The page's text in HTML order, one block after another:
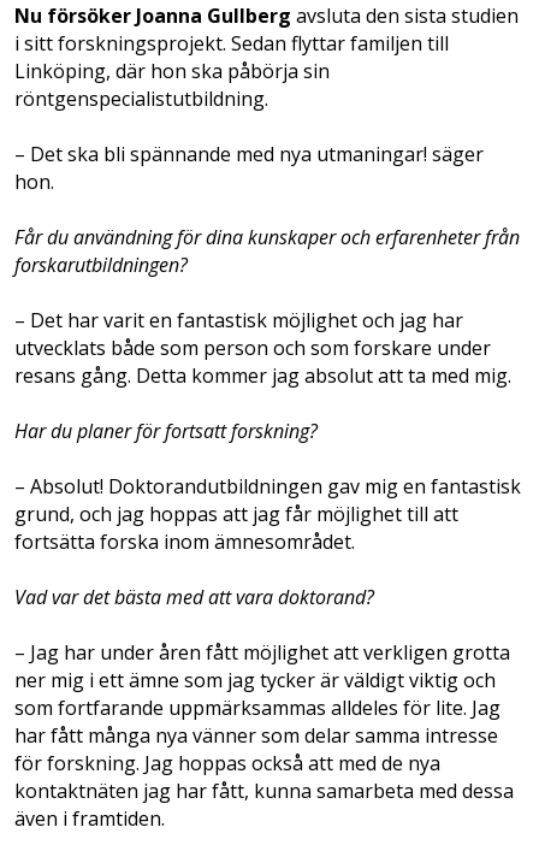
Nu försöker Joanna Gullberg avsluta den sista studien
i sitt forskningsprojekt. Sedan flyttar familjen till
Linköping, där hon ska påbörja sin
röntgenspecialistutbildning.
– Det ska bli spännande med nya utmaningar! säger
hon.
Får du användning för dina kunskaper och erfarenheter från
forskarutbildningen?
– Det har varit en fantastisk möjlighet och jag har
utvecklats både som person och som forskare under
resans gång. Detta kommer jag absolut att ta med mig.
Har du planer för fortsatt forskning?
– Absolut! Doktorandutbildningen gav mig en fantastisk
grund, och jag hoppas att jag får möjlighet till att
fortsätta forska inom ämnesområdet.
Vad var det bästa med att vara doktorand?
– Jag har under åren fått möjlighet att verkligen grotta
ner mig i ett ämne som jag tycker är väldigt viktig och
som fortfarande uppmärksammas alldeles för lite. Jag
har fått många nya vänner som delar samma intresse
för forskning. Jag hoppas också att med de nya
kontaktnäten jag har fått, kunna samarbeta med dessa
även i framtiden.